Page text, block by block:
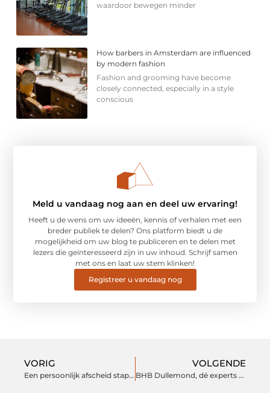
waardoor bewegen minder
How barbers in Amsterdam are influenced
by modern fashion
Fashion and grooming have become
closely connected, especially in a style
conscious
Meld u vandaag nog aan en deel uw ervaring!
Heeft u de wens om uw ideeën, kennis of verhalen met een
breder publiek te delen? Ons platform biedt u de
mogelijkheid om uw blog te publiceren en te delen met
lezers die geïnteresseerd zijn in uw inhoud. Schrijf samen
met ons en laat uw stem klinken!
Registreer u vandaag nog
VORIG
Een persoonlijk afscheid stap voor stap
VOLGENDE
BHB Dullemond, dé experts op het gebied van bedrijfsovernames